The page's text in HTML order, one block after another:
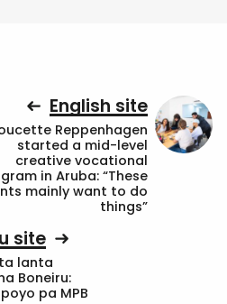
English site
Reppenhagen
started a mid-level
creative vocational
in Aruba: “These
mainly want to do
things”
site
lanta
Boneiru:
pa MPB